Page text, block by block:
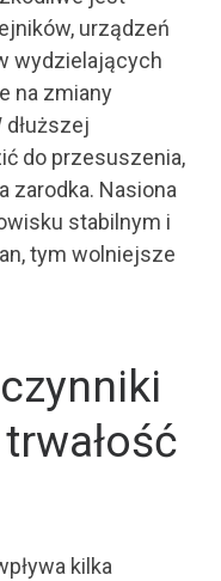
urządzeń
wydzielających
na zmiany
dłuższej
do przesuszenia,
zarodka. Nasiona
stabilnym i
tym wolniejsze
kilka